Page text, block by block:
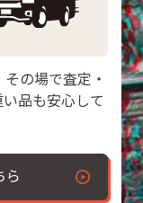
の場で査定・
品も安心して
ら